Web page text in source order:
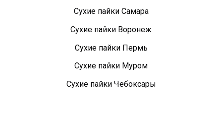
Сухие пайки Самара
Сухие пайки Воронеж
Сухие пайки Пермь
Сухие пайки Муром
Сухие пайки Чебоксары